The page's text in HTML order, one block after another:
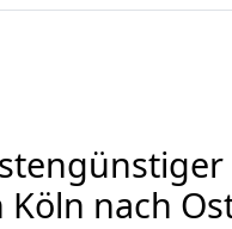
Köln nach